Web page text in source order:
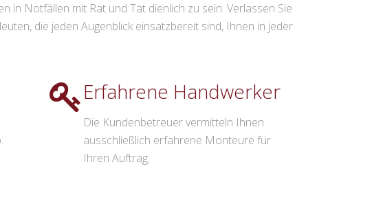
in Notfällen mit Rat und Tat dienlich zu sein. Verlassen Sie
die jeden Augenblick einsatzbereit sind, Ihnen in jeder
Erfahrene Handwerker
Die Kundenbetreuer vermitteln Ihnen
ausschließlich erfahrene Monteure für
Ihren Auftrag.